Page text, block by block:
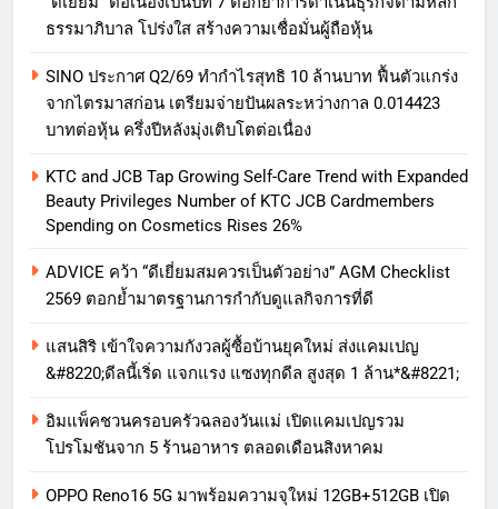
ธรรมาภิบาล โปร่งใส สร้างความเชื่อมั่นผู้ถือหุ้น
SINO ประกาศ Q2/69 ทำกำไรสุทธิ 10 ล้านบาท ฟื้นตัวแกร่ง
จากไตรมาสก่อน เตรียมจ่ายปันผลระหว่างกาล 0.014423
บาทต่อหุ้น ครึ่งปีหลังมุ่งเติบโตต่อเนื่อง
KTC and JCB Tap Growing Self-Care Trend with Expanded
Beauty Privileges Number of KTC JCB Cardmembers
Spending on Cosmetics Rises 26%
ADVICE คว้า “ดีเยี่ยมสมควรเป็นตัวอย่าง” AGM Checklist
2569 ตอกย้ำมาตรฐานการกำกับดูแลกิจการที่ดี
แสนสิริ เข้าใจความกังวลผู้ซื้อบ้านยุคใหม่ ส่งแคมเปญ
&#8220;ดีลนี้เริ่ด แจกแรง แซงทุกดีล สูงสุด 1 ล้าน*&#8221;
อิมแพ็คชวนครอบครัวฉลองวันแม่ เปิดแคมเปญรวม
โปรโมชันจาก 5 ร้านอาหาร ตลอดเดือนสิงหาคม
OPPO Reno16 5G มาพร้อมความจุใหม่ 12GB+512GB เปิด